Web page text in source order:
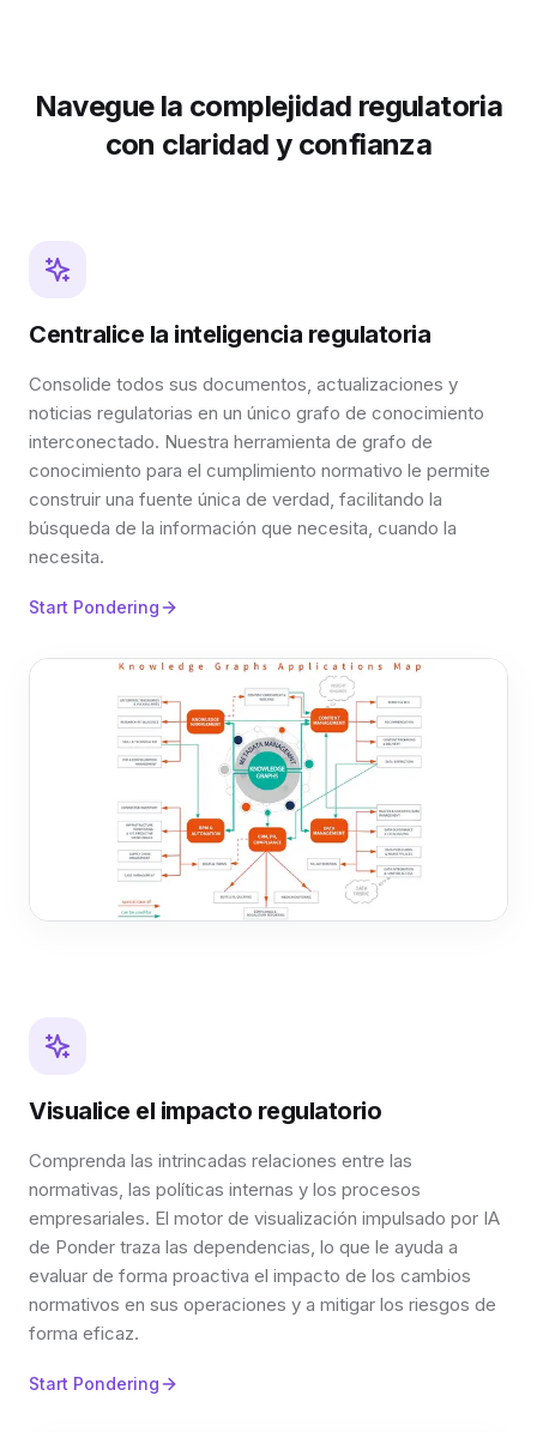
Navegue la complejidad regulatoria
con claridad y confianza
Centralice la inteligencia regulatoria
Consolide todos sus documentos, actualizaciones y
noticias regulatorias en un único grafo de conocimiento
interconectado. Nuestra herramienta de grafo de
conocimiento para el cumplimiento normativo le permite
construir una fuente única de verdad, facilitando la
búsqueda de la información que necesita, cuando la
necesita.
Start Pondering
Visualice el impacto regulatorio
Comprenda las intrincadas relaciones entre las
normativas, las políticas internas y los procesos
empresariales. El motor de visualización impulsado por IA
de Ponder traza las dependencias, lo que le ayuda a
evaluar de forma proactiva el impacto de los cambios
normativos en sus operaciones y a mitigar los riesgos de
forma eficaz.
Start Pondering